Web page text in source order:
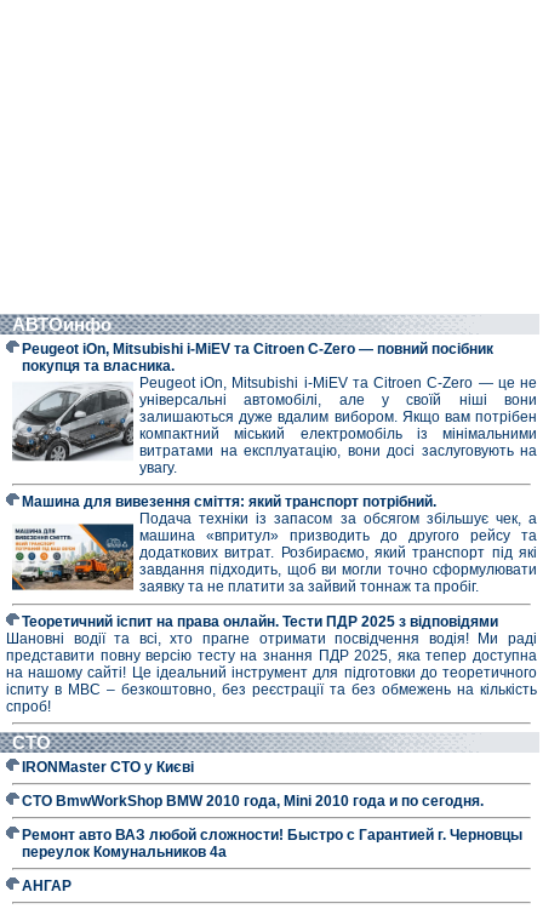
АВТОинфо
Peugeot iOn, Mitsubishi i-MiEV та Citroen C-Zero — повний посібник
покупця та власника.
Peugeot iOn, Mitsubishi i-MiEV та Citroen C-Zero — це не
універсальні автомобілі, але у своїй ніші вони
залишаються дуже вдалим вибором. Якщо вам потрібен
компактний міський електромобіль із мінімальними
витратами на експлуатацію, вони досі заслуговують на
увагу.
Машина для вивезення сміття: який транспорт потрібний.
Подача техніки із запасом за обсягом збільшує чек, а
машина «впритул» призводить до другого рейсу та
додаткових витрат. Розбираємо, який транспорт під які
завдання підходить, щоб ви могли точно сформулювати
заявку та не платити за зайвий тоннаж та пробіг.
Теоретичний іспит на права онлайн. Тести ПДР 2025 з відповідями
Шановні водії та всі, хто прагне отримати посвідчення водія! Ми раді
представити повну версію тесту на знання ПДР 2025, яка тепер доступна
на нашому сайті! Це ідеальний інструмент для підготовки до теоретичного
іспиту в МВС – безкоштовно, без реєстрації та без обмежень на кількість
спроб!
СТО
IRONMaster СТО у Києві
СТО BmwWorkShop BMW 2010 года, Mini 2010 года и по сегодня.
Ремонт авто ВАЗ любой сложности! Быстро с Гарантией г. Черновцы
переулок Комунальников 4а
АНГАР